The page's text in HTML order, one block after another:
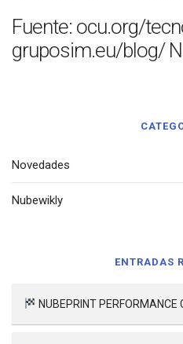
Fuente: ocu.org/
gruposim.eu/blog/
Novedades
Nubewikly
ENTRADAS
NUBEPRINT PERFORMANCE